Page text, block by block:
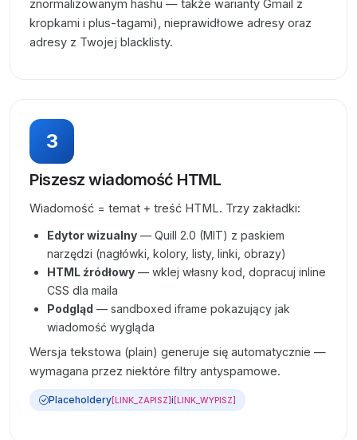
znormalizowanym hashu — także warianty Gmail z
kropkami i plus-tagami), nieprawidłowe adresy oraz
adresy z Twojej blacklisty.
3
Piszesz wiadomość HTML
Wiadomość = temat + treść HTML. Trzy zakładki:
Edytor wizualny — Quill 2.0 (MIT) z paskiem
narzędzi (nagłówki, kolory, listy, linki, obrazy)
HTML źródłowy — wklej własny kod, dopracuj inline
CSS dla maila
Podgląd — sandboxed iframe pokazujący jak
wiadomość wygląda
Wersja tekstowa (plain) generuje się automatycznie —
wymagana przez niektóre filtry antyspamowe.
Placeholdery[LINK_ZAPISZ]i [LINK_WYPISZ]